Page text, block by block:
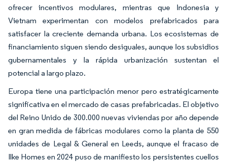
ofrecer incentivos modulares, mientras que Indonesia y
Vietnam experimentan con modelos prefabricados para
satisfacer la creciente demanda urbana. Los ecosistemas de
financiamiento siguen siendo desiguales, aunque los subsidios
gubernamentales y la rápida urbanización sustentan el
potencial a largo plazo.
Europa tiene una participación menor pero estratégicamente
significativa en el mercado de casas prefabricadas. El objetivo
del Reino Unido de 300.000 nuevas viviendas por año depende
en gran medida de fábricas modulares como la planta de 550
unidades de Legal & General en Leeds, aunque el fracaso de
Ilke Homes en 2024 puso de manifiesto los persistentes cuellos